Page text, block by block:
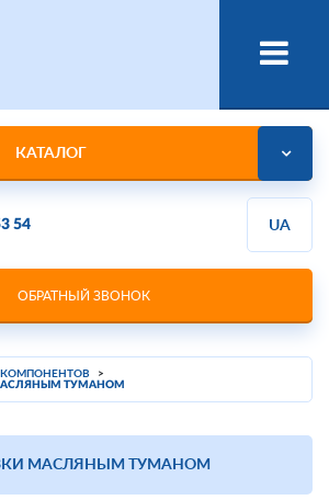
КАТАЛОГ
54
ОБРАТНЫЙ ЗВОНОК
UA
КОМПОНЕНТОВ
ТУМАНОМ
МАСЛЯНЫМ ТУМАНОМ